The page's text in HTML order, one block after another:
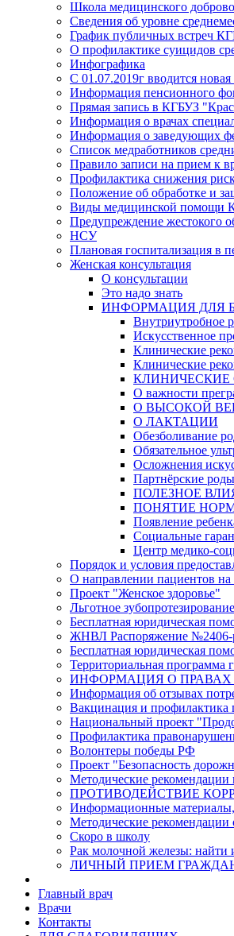
Школа медицинского
Сведения об уровне
График публичных встреч
О профилактике суицидов
Инфографика
С 01.07.2019г вводится
Информация пенсионного
Прямая запись в КГБУЗ
Информация о врачах
Информация о заведующих
Список медработников
Правило записи на прием к
Профилактика снижения
Положение об обработке и
Виды медицинской помощи
Предупреждение жестокого
НСУ
Плановая госпитализация в
Женская консультация
О консультации
Это надо знать
ИНФОРМАЦИЯ ДЛЯ
Внутриутробное
Искусственное
Клинические
Клинические
КЛИНИЧЕСКИЕ
О важности
О ВЫСОКОЙ
О ЛАКТАЦИИ
Обезболивание
Обязательное
Осложнения
Партнёрские роды
ПОЛЕЗНОЕ
ПОНЯТИЕ
Появление
Социальные
Центр медико-
Порядок и условия
О направлении пациентов
Проект "Женское здоровье"
Льготное зубопротезирование
Бесплатная юридическая
ЖНВЛ Распоряжение №2406-р
Бесплатная юридическая
Территориальная программа
ИНФОРМАЦИЯ О ПРАВАХ
Информация об отзывах
Вакцинация и
Национальный проект
Профилактика
Волонтеры победы РФ
Проект "Безопасность
Методические
ПРОТИВОДЕЙСТВИЕ
Информационные
Методические рекомендации
Скоро в школу
Рак молочной железы: найти
ЛИЧНЫЙ ПРИЕМ
Главный врач
Врачи
Контакты